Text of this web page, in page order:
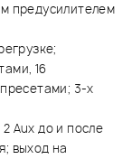
предусилителем
16
3-х
Аux до и после
выход на